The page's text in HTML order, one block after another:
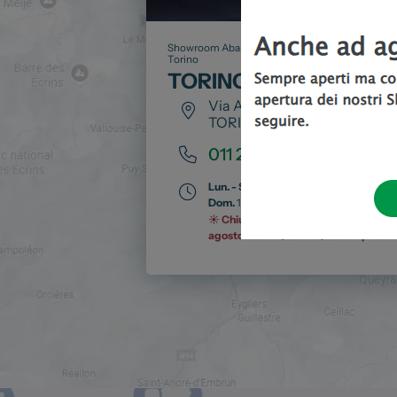
Showroom Abarth, Fiat, Lancia e Leapmotor a
Torino
TORINO
Via Ala di Stura, 84
TORINO
011 2251711
Lun. - Sab.
Dom.10:00 – 12:00 | 15:00 – 19:30
☀️ Chiusi tutte le domeniche di luglio
agosto e dal 12/08 al 19/08 compresi.